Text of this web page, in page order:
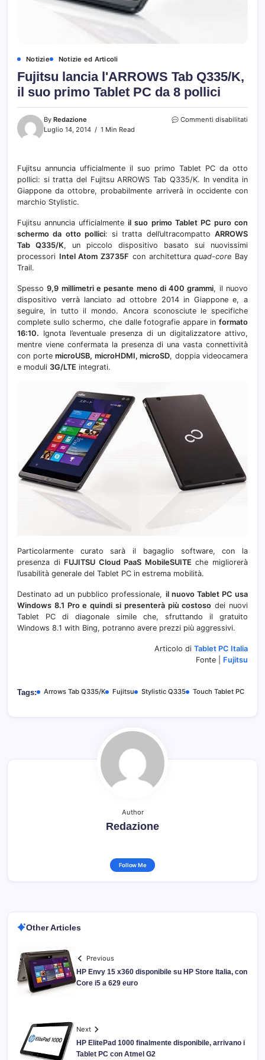
Notizie Notizie ed Articoli
Fujitsu lancia l'ARROWS Tab Q335/K,
il suo primo Tablet PC da 8 pollici
By Redazione
Luglio 14, 2014
1 Min Read
Commenti disabilitati
il
suo
Fujitsu annuncia ufficialmente il suo primo Tablet PC da otto
pollici: si tratta del Fujitsu ARROWS Tab Q335/K. In vendita in
Giappone da ottobre, probabilmente arriverà in occidente con
marchio Stylistic.
Fujitsu annuncia ufficialmenteil suo primo Tablet PC puro con
schermo da otto pollici: si tratta dell’ultracompattoARROWS
Tab Q335/K, un piccolo dispositivo basato sui nuovissimi
processori Intel Atom Z3735F con architetturaquad-core Bay
Trail.
Spesso9,9 millimetri e pesante meno di 400 grammi, il nuovo
dispositivo verrà lanciato ad ottobre 2014 in Giappone e, a
seguire, in tutto il mondo. Ancora sconosciute le specifiche
complete sullo schermo, che dalle fotografie appare in formato
16:10. Ignota l’eventuale presenza di un digitalizzatore attivo,
mentre viene confermata la presenza di una vasta connettività
con porte microUSB, microHDMI, microSD, doppia videocamera
e moduli 3G/LTE integrati.
Particolarmente curato sarà il bagaglio software, con la
presenza di FUJITSU Cloud PaaS MobileSUITE che migliorerà
l’usabilità generale del Tablet PC in estrema mobilità.
Destinato ad un pubblico professionale, il nuovo Tablet PC usa
Windows 8.1 Pro e quindi si presenterà più costoso dei nuovi
Tablet PC di diagonale simile che, sfruttando il gratuito
Windows 8.1 with Bing, potranno avere prezzi più aggressivi.
Articolo di Tablet PC Italia
Fonte | Fujitsu
Tags: Arrows Tab Q335/K Fujitsu Stylistic Q335 Touch Tablet PC
Author
Redazione
Follow Me
Other Articles
Previous
HP Envy 15 x360 disponibile su HP Store Italia, con
Core i5 a 629 euro
Next
HP ElitePad 1000 finalmente disponibile, arrivano i
Tablet PC con Atmel G2